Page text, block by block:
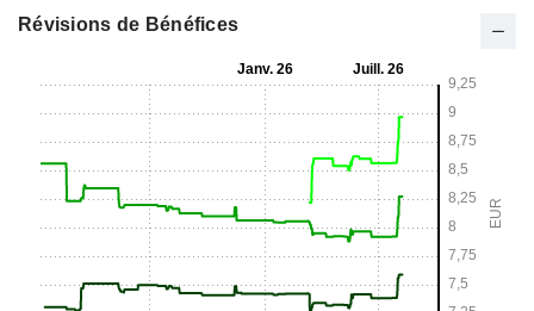
Révisions de Bénéfices